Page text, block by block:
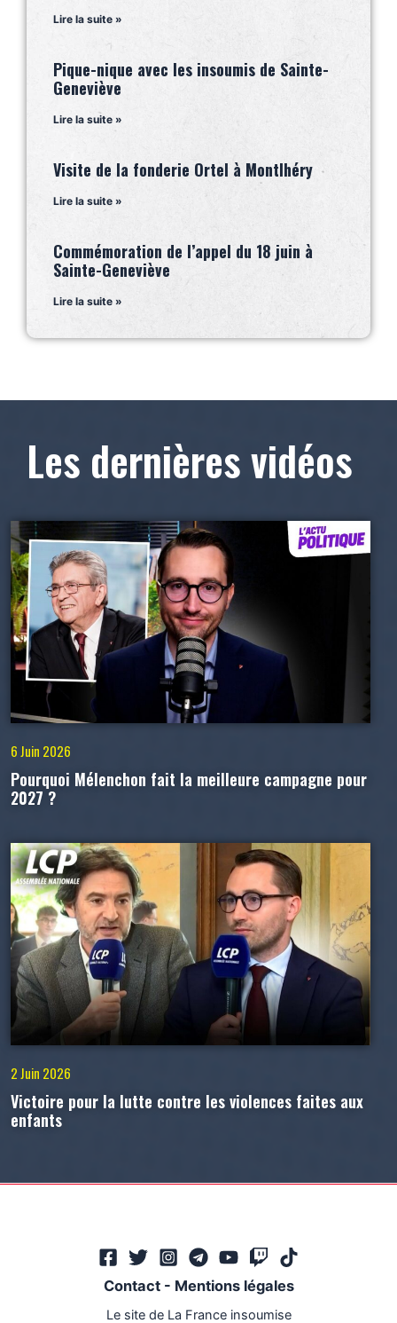
Lire la suite »
Pique-nique avec les insoumis de Sainte-
Geneviève
Lire la suite »
Visite de la fonderie Ortel à Montlhéry
Lire la suite »
Commémoration de l’appel du 18 juin à
Sainte-Geneviève
Lire la suite »
Les dernières vidéos
6 Juin 2026
Pourquoi Mélenchon fait la meilleure campagne pour
2027 ?
2 Juin 2026
Victoire pour la lutte contre les violences faites aux
enfants
Contact- Mentions légales
Le site de La France insoumise